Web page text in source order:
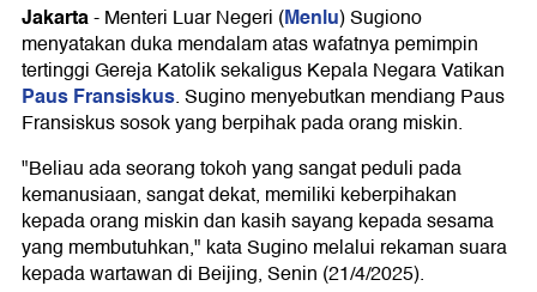
Jakarta-Menteri Luar Negeri (Menlu) Sugiono
menyatakan duka mendalam atas wafatnya pemimpin
tertinggi Gereja Katolik sekaligus Kepala Negara Vatikan
Paus Fransiskus. Sugino menyebutkan mendiang Paus
Fransiskus sosok yang berpihak pada orang miskin.
"Beliau ada seorang tokoh yang sangat peduli pada
kemanusiaan, sangat dekat, memiliki keberpihakan
kepada orang miskin dan kasih sayang kepada sesama
yang membutuhkan," kata Sugino melalui rekaman suara
kepada wartawan di Beijing, Senin (21/4/2025).